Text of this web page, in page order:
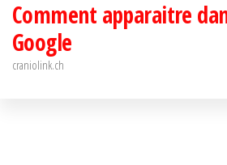
Passer
contenu
Comment apparaitre
Google
craniolink.ch